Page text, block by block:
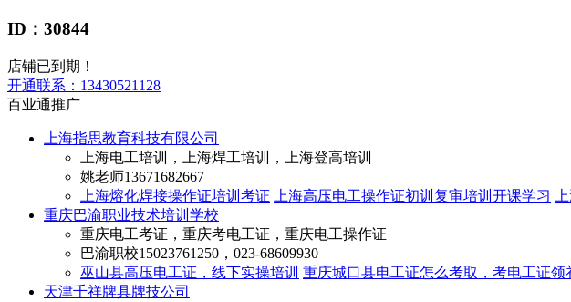
ID：30844
店铺已到期！
开通联系： 13430521128
百业通推广
上海指思教育科技有限公司
上海电工培训，上海焊工培训，上海登高培训
姚老师13671682667
上海熔化焊接操作证培训考证 上海高压电工操作证初训复审培训开课学习
重庆巴渝职业技术培训学校
重庆电工考证，重庆考电工证，重庆电工操作证
巴渝职校15023761250，023-68609930
巫山县高压电工证，线下实操培训 重庆城口县电工证怎么考取，考电工证领
天津千祥牌具牌技公司